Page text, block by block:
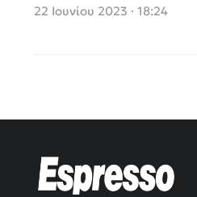
22 Ιουνίου 2023 · 18:24